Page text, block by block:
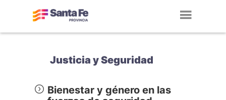
Justicia y Seguridad
Bienestar y género en las